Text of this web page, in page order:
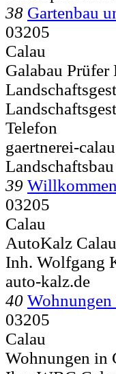
38 Gartenbau
03205
Calau
Galabau Prüfer
Telefon
gaertnerei-
39 Willkommen
03205
Calau
AutoKalz
Inh. Wolfgang
auto-kalz.de
40 Wohnungen
03205
Calau
Wohnungen in